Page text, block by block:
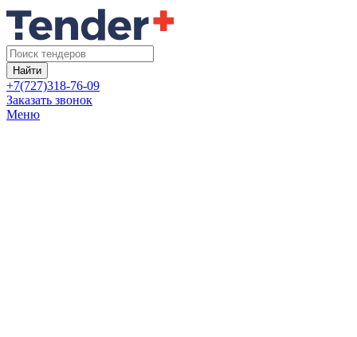
Найти
+7(727)318-76-09
Заказать звонок
Меню